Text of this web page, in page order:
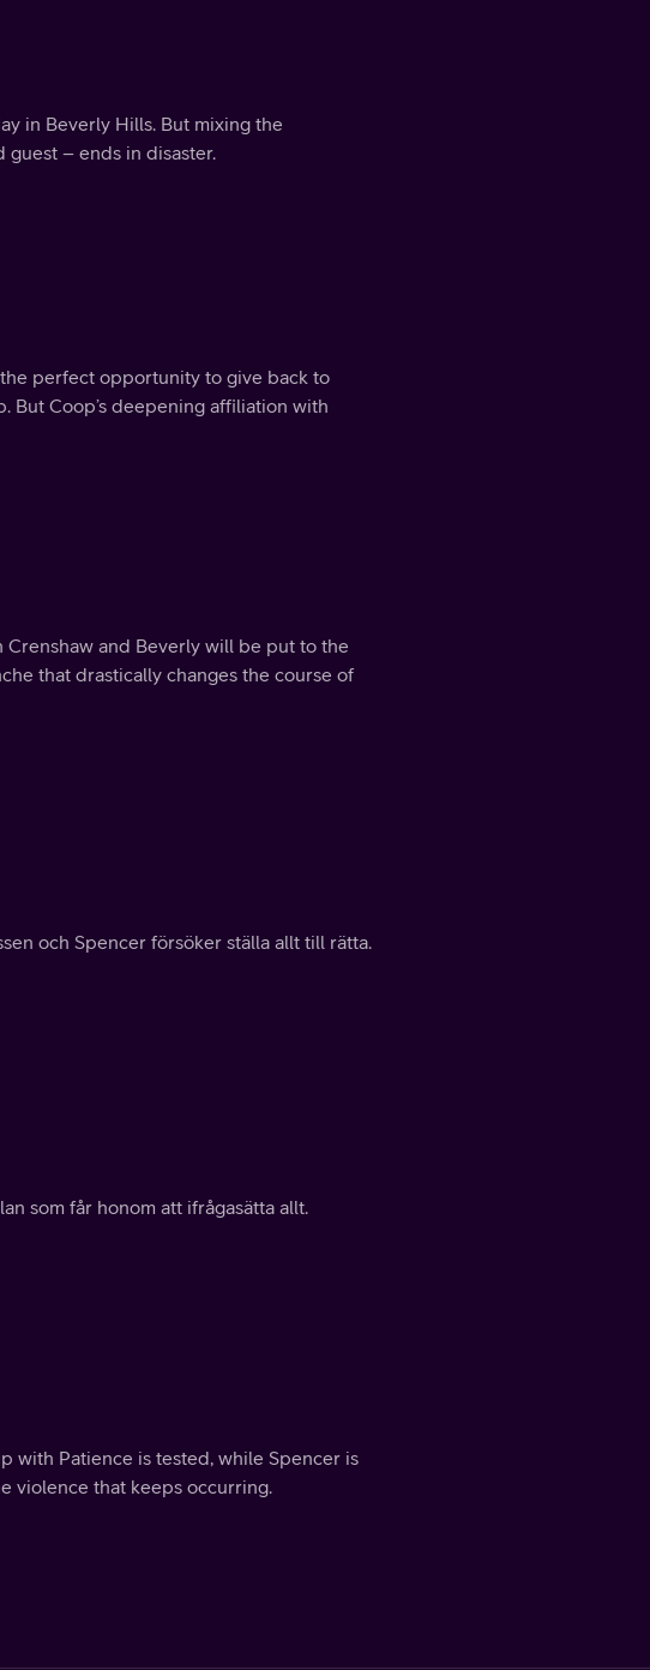
in Beverly Hills. But mixing the
– ends in disaster.
the perfect opportunity to give back to
But Coop’s deepening affiliation with
and Beverly will be put to the
that drastically changes the course of
och Spencer försöker ställa allt till rätta.
som får honom att ifrågasätta allt.
with Patience is tested, while Spencer is
violence that keeps occurring.